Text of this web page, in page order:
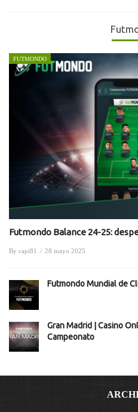
FUTMONDO
Futmondo Balance 24-25:
By capi81 / 28 mayo 2025
Futmondo Mundial de
Gran Madrid | Casino
Campeonato